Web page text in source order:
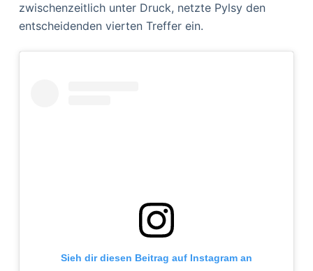
zwischenzeitlich unter Druck, netzte Pylsy den
entscheidenden vierten Treffer ein.
Sieh dir diesen Beitrag auf Instagram an